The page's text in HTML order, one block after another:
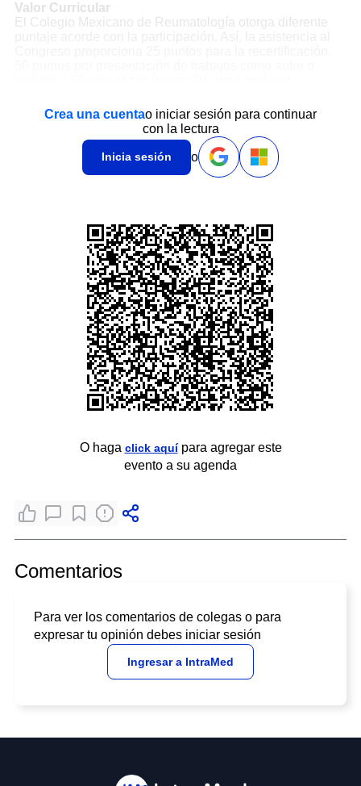
Valor Curricular
El Colegio Mexicano de Reumatología otorga diferente
Crea una cuentao iniciar sesión para continuar
con la lectura
Inicia sesión o
O haga click aquípara agregar este
evento a su agenda
Comentarios
Para ver los comentarios de colegas o para
expresar tu opinión debes iniciar sesión
Ingresar a IntraMed